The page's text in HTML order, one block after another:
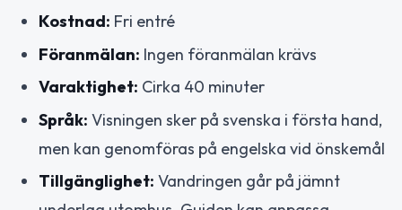
Kostnad: Fri entré
Föranmälan: Ingen föranmälan krävs
Varaktighet: Cirka 40 minuter
Språk: Visningen sker på svenska i första hand,
men kan genomföras på engelska vid önskemål
Tillgänglighet: Vandringen går på jämnt